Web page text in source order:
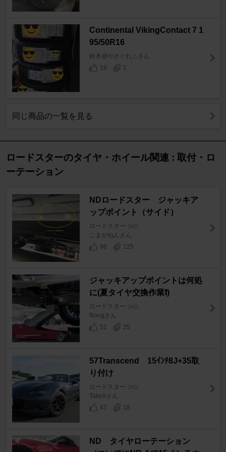
Continental VikingContact 7 1
95/50R16
鈴木@やさぐれ△さん
19
1
同じ商品の一覧を見る
ロードスターのタイヤ・ホイール関連 : 取付・ロ
ーテーション
NDロードスター ジャッキア
ップポイント（サイド）
ロードスター [ND]
こまがねんさん
96
125
ジャッキアップポイントは何処
に(夏タイヤ交換作業❗)
ロードスター [ND]
Rongさん
51
25
57Transcend 15ｲﾝﾁ8J+35取
り付け
ロードスター [ND]
Take9さん
47
18
ND タイヤローテーション